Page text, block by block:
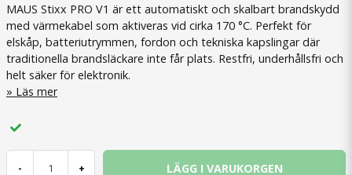
MAUS Stixx PRO V1 är ett automatiskt och skalbart brandskydd
med värmekabel som aktiveras vid cirka 170 °C. Perfekt för
elskåp, batteriutrymmen, fordon och tekniska kapslingar där
traditionella brandsläckare inte får plats. Restfri, underhållsfri och
helt säker för elektronik.
Läs mer
- + LÄGG I VARUKORGEN